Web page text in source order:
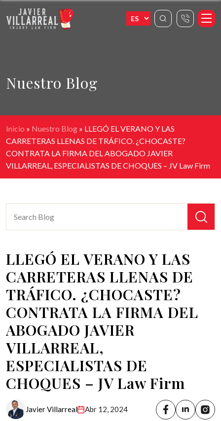
Nuestro Blog
Inicio » Nuestro Blog » LLEGÓ EL VERANO Y LAS
CARRETERAS LLENAS DE TRÁFICO. ¿CHOCASTE?
CONTRATA LA FIRMA DEL ABOGADO JAVIER
VILLARREAL, ESPECIALISTAS DE CHOQUES – JV Law Firm
LLEGÓ EL VERANO Y LAS
CARRETERAS LLENAS DE
TRÁFICO. ¿CHOCASTE?
CONTRATA LA FIRMA DEL
ABOGADO JAVIER
VILLARREAL,
ESPECIALISTAS DE
CHOQUES – JV Law Firm
Javier Villarreal Abr 12, 2024